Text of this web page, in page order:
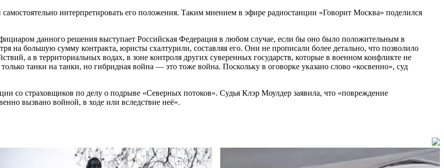
интерпретировать его положения. Таким мнением в эфире радиостанции «Говорит Москва» поделился
данного решения выступает Российская Федерация в любом случае, если бы оно было положительным в
на большую сумму контракта, юристы схалтурили, составляя его. Они не прописали более детально, что позволило
а в территориальных водах, в зоне контроля других суверенных государств, которые в военном конфликте не
танки на танки, но гибридная война — это тоже война. Поскольку в оговорке указано слово «косвенно», суд
со страховщиков по делу о подрыве «Северных потоков». Судья Клэр Моулдер заявила, что «повреждение
вызвано войной, в ходе или вследствие неё».